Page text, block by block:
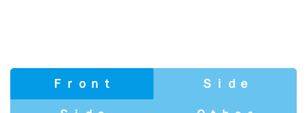
Ｆｒｏｎｔ Ｓｉｄｅ